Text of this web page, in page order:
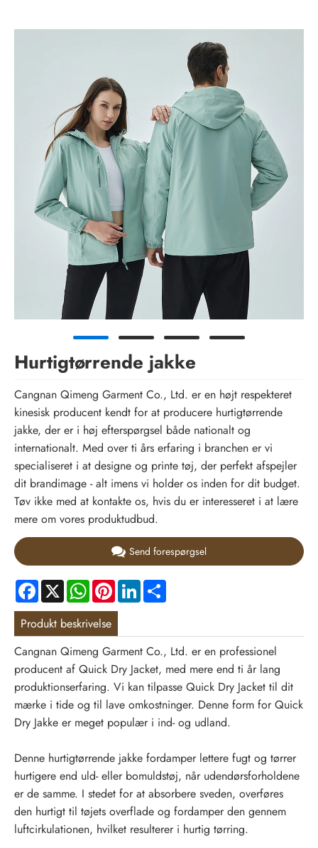
Hurtigtørrende jakke
Cangnan Qimeng Garment Co., Ltd. er en højt respekteret
kinesisk producent kendt for at producere hurtigtørrende
jakke, der er i høj efterspørgsel både nationalt og
internationalt. Med over ti års erfaring i branchen er vi
specialiseret i at designe og printe tøj, der perfekt afspejler
dit brandimage - alt imens vi holder os inden for dit budget.
Tøv ikke med at kontakte os, hvis du er interesseret i at lære
mere om vores produktudbud.
Send forespørgsel
Facebook
X WhatsApp
PinterestLinkedIn
Produkt beskrivelse
Cangnan Qimeng Garment Co., Ltd. er en professionel
producent af Quick Dry Jacket, med mere end ti år lang
produktionserfaring. Vi kan tilpasse Quick Dry Jacket til dit
mærke i tide og til lave omkostninger. Denne form for Quick
Dry Jakke er meget populær i ind- og udland.
Denne hurtigtørrende jakke fordamper lettere fugt og tørrer
hurtigere end uld- eller bomuldstøj, når udendørsforholdene
er de samme. I stedet for at absorbere sveden, overføres
den hurtigt til tøjets overflade og fordamper den gennem
luftcirkulationen, hvilket resulterer i hurtig tørring.